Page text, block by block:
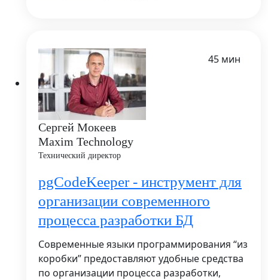
Сергей Мокеев
Maxim Technology
Технический директор
45 мин
pgCodeKeeper - инструмент для
организации современного
процесса разработки БД
Современные языки программирования “из
коробки” предоставляют удобные средства
по организации процесса разработки,